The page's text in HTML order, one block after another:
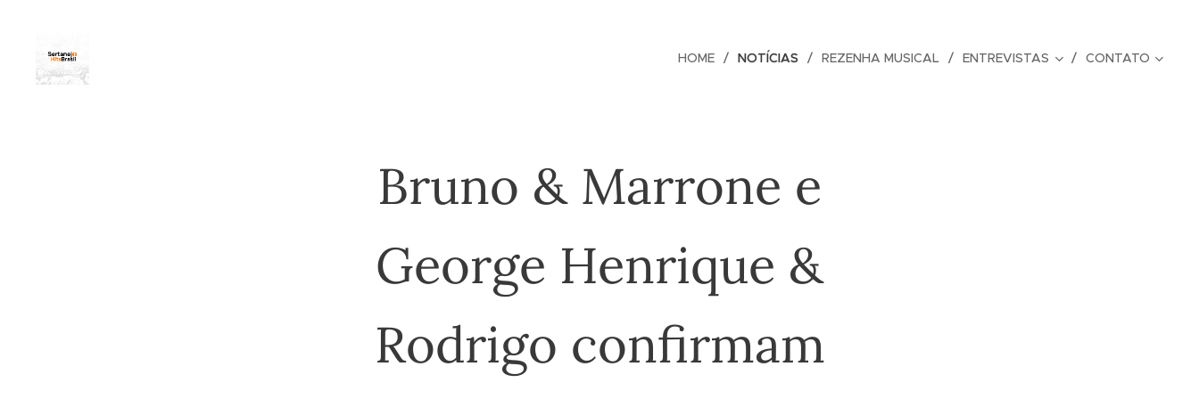
HOME NOTÍCIAS REZENHA MUSICAL ENTREVISTAS CONTATO
Bruno & Marrone e
George Henrique &
Rodrigo confirmam